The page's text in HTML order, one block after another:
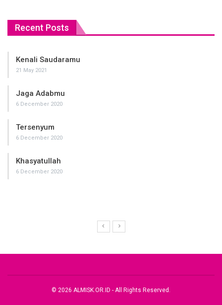
Recent Posts
Kenali Saudaramu
21 May 2021
Jaga Adabmu
6 December 2020
Tersenyum
6 December 2020
Khasyatullah
6 December 2020
© 2026 ALMISK.OR.ID - All Rights Reserved.